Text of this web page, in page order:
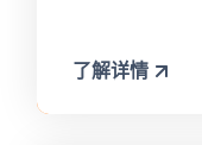
了解详情